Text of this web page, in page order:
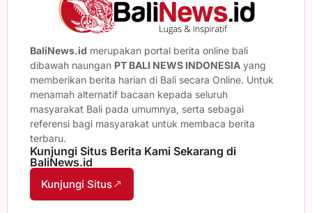
BaliNews.id merupakan portal berita online bali
dibawah naungan PT BALI NEWS INDONESIA yang
memberikan berita harian di Bali secara Online. Untuk
menamah alternatif bacaan kepada seluruh
masyarakat Bali pada umumnya, serta sebagai
referensi bagi masyarakat untuk membaca berita
terbaru.
Kunjungi Situs Berita Kami Sekarang di
BaliNews.id
Kunjungi Situs